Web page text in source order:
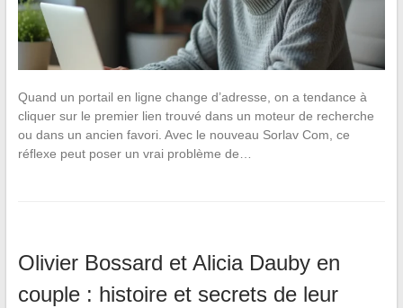
Quand un portail en ligne change d’adresse, on a tendance à
cliquer sur le premier lien trouvé dans un moteur de recherche
ou dans un ancien favori. Avec le nouveau Sorlav Com, ce
réflexe peut poser un vrai problème de…
Olivier Bossard et Alicia Dauby en
couple : histoire et secrets de leur